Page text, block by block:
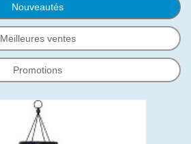
Nouveautés
Meilleures ventes
Promotions